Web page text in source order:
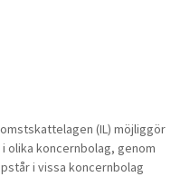
(IL) möjliggör
olika koncernbolag, genom
i vissa koncernbolag